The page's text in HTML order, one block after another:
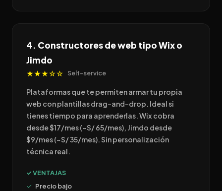
4. Constructores de web tipo Wix o
Jimdo
★★★☆☆ Self-service
Plataformas que te permiten armar tu propia
web con plantillas drag-and-drop. Ideal si
tienes tiempo para aprenderlas. Wix cobra
desde $17/mes (~S/ 65/mes), Jimdo desde
$9/mes (~S/ 35/mes). Sin personalización
técnica real.
✓ VENTAJAS
Precio bajo